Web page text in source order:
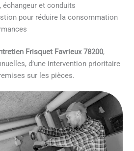
échangeur et conduits
pour réduire la consommation
Frisquet Favrieux 78200,
d’une intervention prioritaire
sur les pièces.